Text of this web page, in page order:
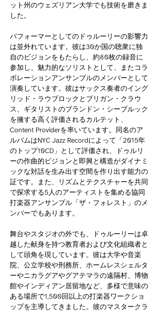
ット州のウェズリアン大学でも技術を磨きま
した。
パフォーマーとしてのドゥルーリーの影響力
は並外れています。彼は30か国の聴衆に独
自のビジョンをもたらし、約80枚の録音に
参加し、魅力的なソリストとして、またコラ
ボレーションアンサンブルのメンバーとして
演奏しています。彼はサックス奏者のイング
リッド・ラウブロックとブリガン・クラウ
ス、ギタリストのブランドン・シーブルック
を擁する高く評価されるカルテット、
Content Providerを率いています。同名のア
ルバムはNYC Jazz Recordによって「2015年
のトップ10CD」として評価され、ドゥルリ
ーの作曲的ビジョンと即興と構造がダイナミ
ックな対話を生み出す空間を作り出す能力の
証です。また、リズムとテクスチャーを共同
で探求する5人のアーティストを集める協同
打楽器アンサンブル「ザ・フォレスト」のメ
ンバーでもあります。
舞台やスタジオの外でも、ドゥルーリーは卓
越した献身を持つ教育者および文化組織者と
して頭角を現しています。彼は大学や音楽
院、公立学校や刑務所、ホームレスシェルタ
ーやニカラグアやグアテマラの遠隔村、博物
館やインディアン居留地など、多様で意味の
ある場所で1,500回以上の打楽器ワークショ
ップを主導してきました。彼のマスタークラ